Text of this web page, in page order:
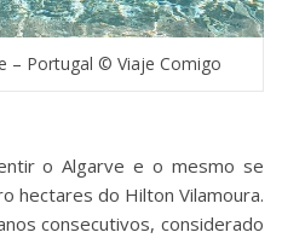
– Portugal © Viaje Comigo
o Algarve e o mesmo se
hectares do Hilton Vilamoura.
consecutivos, considerado